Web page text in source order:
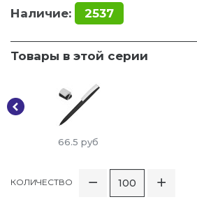
Наличие: 2537
Товары в этой серии
66.5 руб
КОЛИЧЕСТВО